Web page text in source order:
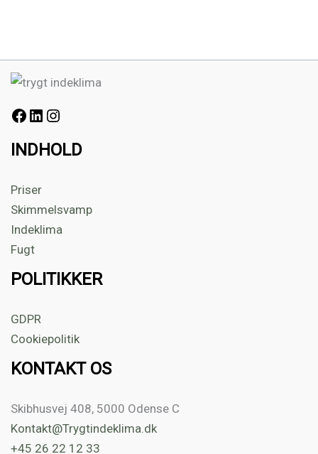
INDHOLD
Priser
Skimmelsvamp
Indeklima
Fugt
POLITIKKER
GDPR
Cookiepolitik
KONTAKT OS
Skibhusvej 408, 5000 Odense C
Kontakt@Trygtindeklima.dk
+45 26 22 12 33